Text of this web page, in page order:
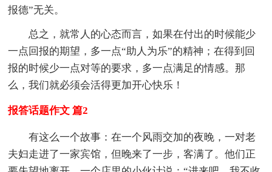
报德”无关。
总之，就常人的心态而言，如果在付出的时候能少
一点回报的期望，多一点“助人为乐”的精神；在得到回
报的时候少一点对等的要求，多一点满足的情感。那
么，我们就必须会活得更加开心快乐！
报答话题作文 篇2
有这么一个故事：在一个风雨交加的夜晚，一对老
夫妇走进了一家宾馆，但晚来了一步，客满了。他们正